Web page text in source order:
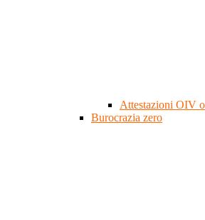
Attestazioni OIV
Burocrazia zero